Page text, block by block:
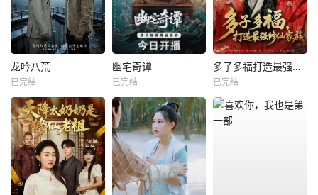
龙吟八荒
已完结
幽宅奇谭
已完结
多子多福打造最强修仙家族
已完结